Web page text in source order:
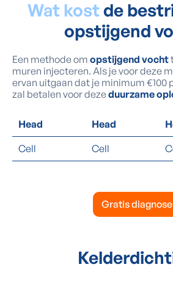
Wat kost de
opstijgend
Een methode om opstijgend vocht
muren injecteren. Als je voor deze
ervan uitgaan dat je minimum €100
zal betalen voor dezeduurzame
Head Head
Cell
Cell
Gratis diagnose